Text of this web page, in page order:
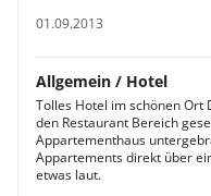
01.09.2013
Allgemein / Hotel
Tolles Hotel im schönen Ort
den Restaurant Bereich
Appartementhaus
Appartements direkt über
etwas laut.